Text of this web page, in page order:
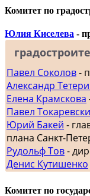
Комитет по
Юлия Киселева -
Павел Соколов-
Александр
Елена Крамскова
Павел
Юрий Бакей -
плана Санкт-
Рудольф Тов-
Денис Кутишенко
Комитет по